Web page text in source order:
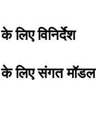
के लिए विनिर्देश
के लिए संगत मॉडल